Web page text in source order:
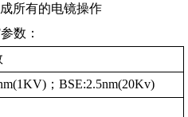
所有的电镜操作
参数：
；BSE:2.5nm(20Kv)